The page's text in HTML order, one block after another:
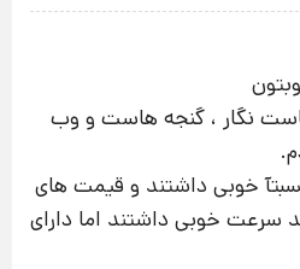
نگار ، گنجه هاست و وب
خوبی داشتند و قیمت های
سرعت خوبی داشتند اما دارای